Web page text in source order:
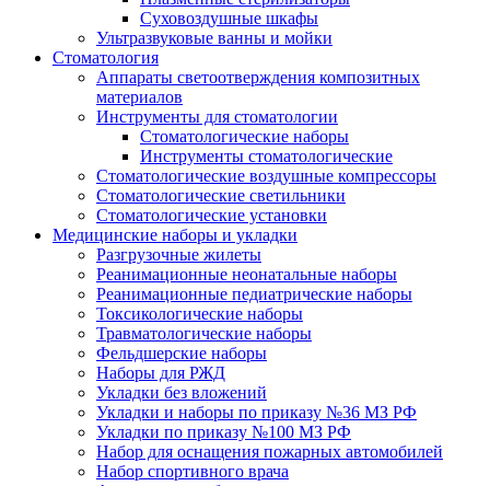
Суховоздушные шкафы
Ультразвуковые ванны и мойки
Стоматология
Аппараты светоотверждения композитных
материалов
Инструменты для стоматологии
Стоматологические наборы
Инструменты стоматологические
Стоматологические воздушные компрессоры
Стоматологические светильники
Стоматологические установки
Медицинские наборы и укладки
Разгрузочные жилеты
Реанимационные неонатальные наборы
Реанимационные педиатрические наборы
Токсикологические наборы
Травматологические наборы
Фельдшерские наборы
Наборы для РЖД
Укладки без вложений
Укладки и наборы по приказу №36 МЗ РФ
Укладки по приказу №100 МЗ РФ
Набор для оснащения пожарных автомобилей
Набор спортивного врача